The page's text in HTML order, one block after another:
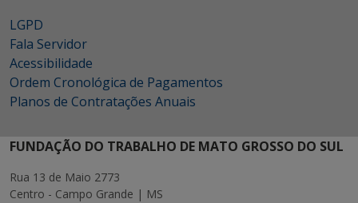
LGPD
Fala Servidor
Acessibilidade
Ordem Cronológica de Pagamentos
Planos de Contratações Anuais
FUNDAÇÃO DO TRABALHO DE MATO GROSSO DO SUL
Rua 13 de Maio 2773
Centro - Campo Grande | MS